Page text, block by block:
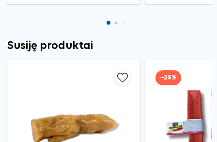
Susiję produktai
−25%